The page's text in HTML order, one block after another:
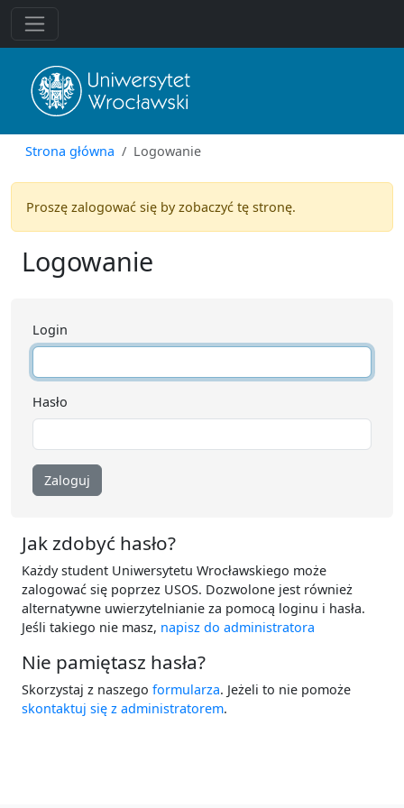
Strona główna Logowanie
Proszę zalogować się by zobaczyć tę stronę.
Logowanie
Login
Hasło
Zaloguj
Jak zdobyć hasło?
Każdy student Uniwersytetu Wrocławskiego może
zalogować się poprzez USOS. Dozwolone jest również
alternatywne uwierzytelnianie za pomocą loginu i hasła.
Jeśli takiego nie masz, napisz do administratora
Nie pamiętasz hasła?
Skorzystaj z naszego formularza. Jeżeli to nie pomoże
skontaktuj się z administratorem.